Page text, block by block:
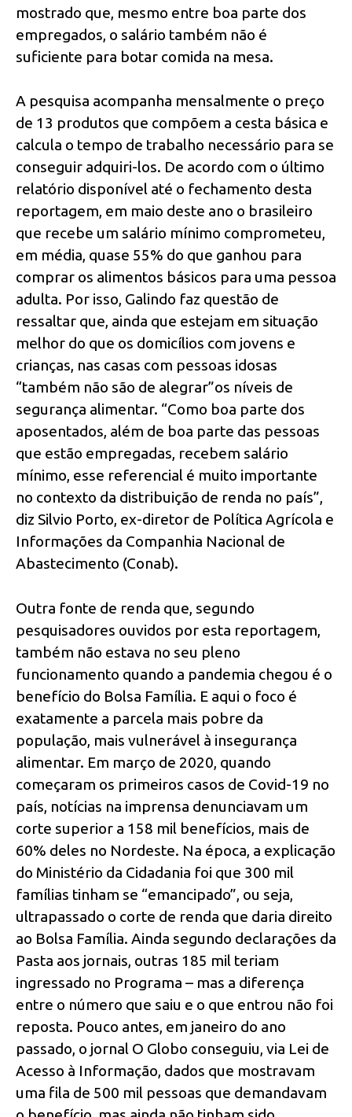
mostrado que, mesmo entre boa parte dos
empregados, o salário também não é
suficiente para botar comida na mesa.
A pesquisa acompanha mensalmente o preço
de 13 produtos que compõem a cesta básica e
calcula o tempo de trabalho necessário para se
conseguir adquiri-los. De acordo com o último
relatório disponível até o fechamento desta
reportagem, em maio deste ano o brasileiro
que recebe um salário mínimo comprometeu,
em média, quase 55% do que ganhou para
comprar os alimentos básicos para uma pessoa
adulta. Por isso, Galindo faz questão de
ressaltar que, ainda que estejam em situação
melhor do que os domicílios com jovens e
crianças, nas casas com pessoas idosas
“também não são de alegrar”os níveis de
segurança alimentar. “Como boa parte dos
aposentados, além de boa parte das pessoas
que estão empregadas, recebem salário
mínimo, esse referencial é muito importante
no contexto da distribuição de renda no país”,
diz Silvio Porto, ex-diretor de Política Agrícola e
Informações da Companhia Nacional de
Abastecimento (Conab).
Outra fonte de renda que, segundo
pesquisadores ouvidos por esta reportagem,
também não estava no seu pleno
funcionamento quando a pandemia chegou é o
benefício do Bolsa Família. E aqui o foco é
exatamente a parcela mais pobre da
população, mais vulnerável à insegurança
alimentar. Em março de 2020, quando
começaram os primeiros casos de Covid-19 no
país, notícias na imprensa denunciavam um
corte superior a 158 mil benefícios, mais de
60% deles no Nordeste. Na época, a explicação
do Ministério da Cidadania foi que 300 mil
famílias tinham se “emancipado”, ou seja,
ultrapassado o corte de renda que daria direito
ao Bolsa Família. Ainda segundo declarações da
Pasta aos jornais, outras 185 mil teriam
ingressado no Programa – mas a diferença
entre o número que saiu e o que entrou não foi
reposta. Pouco antes, em janeiro do ano
passado, o jornal O Globo conseguiu, via Lei de
Acesso à Informação, dados que mostravam
uma fila de 500 mil pessoas que demandavam